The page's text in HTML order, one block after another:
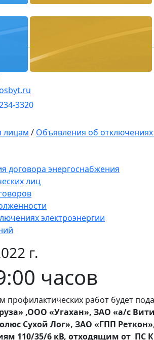
3320
лицам / Объявления об отключениях
договора энергоснабжения
лиц
электроэнергии
г.
часов
профилактических работ будет
,ООО «Угахан», ЗАО «а/с
Сухой Лог», ЗАО «ГПП
110/35/6 кВ, отходящим от ПС